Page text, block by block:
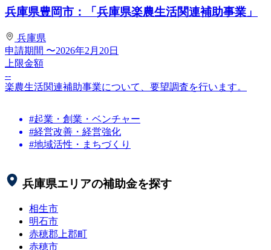
兵庫県豊岡市：「兵庫県楽農生活関連補助事業」
兵庫県
申請期間 〜2026年2月20日
上限金額
--
楽農生活関連補助事業について、要望調査を行います。
#起業・創業・ベンチャー
#経営改善・経営強化
#地域活性・まちづくり
兵庫県エリアの補助金を探す
相生市
明石市
赤穂郡上郡町
赤穂市